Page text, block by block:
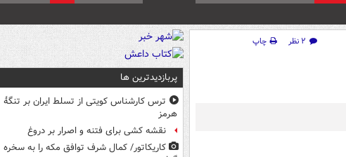
۲ نظر
چاپ
پربازدیدترین ها
ترس کارشناس کویتی از تسلط ایران بر تنگۀ
هرمز
نقشه کشی برای فتنه و اصرار بر دروغ
کاریکاتور/ کمال شرف توافق مکه را به سخره